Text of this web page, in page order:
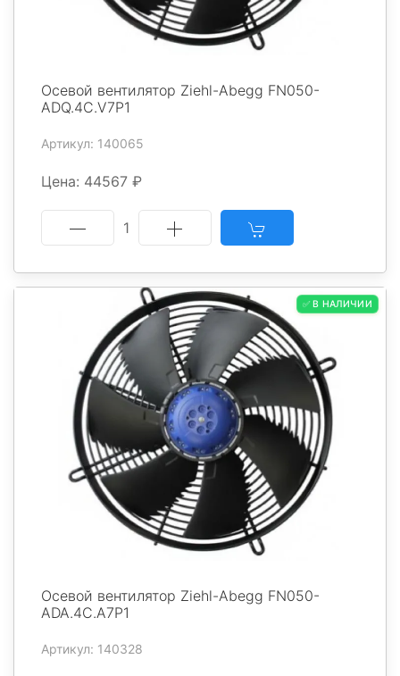
Осевой вентилятор Ziehl-Abegg FN050-
ADQ.4C.V7P1
Артикул: 140065
Цена: 44567 ₽
1
✅ В НАЛИЧИИ
Осевой вентилятор Ziehl-Abegg FN050-
ADA.4C.A7P1
Артикул: 140328